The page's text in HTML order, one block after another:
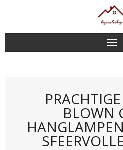
BLOWN